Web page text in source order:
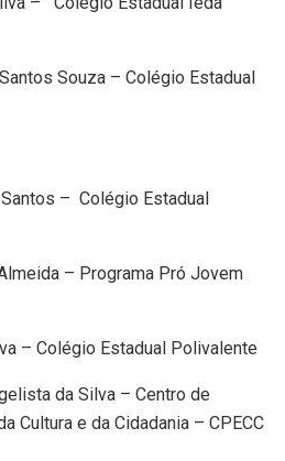
Souza – Colégio Estadual
– Colégio Estadual
– Programa Pró Jovem
– Colégio Estadual Polivalente
da Silva – Centro de
Cultura e da Cidadania – CPECC